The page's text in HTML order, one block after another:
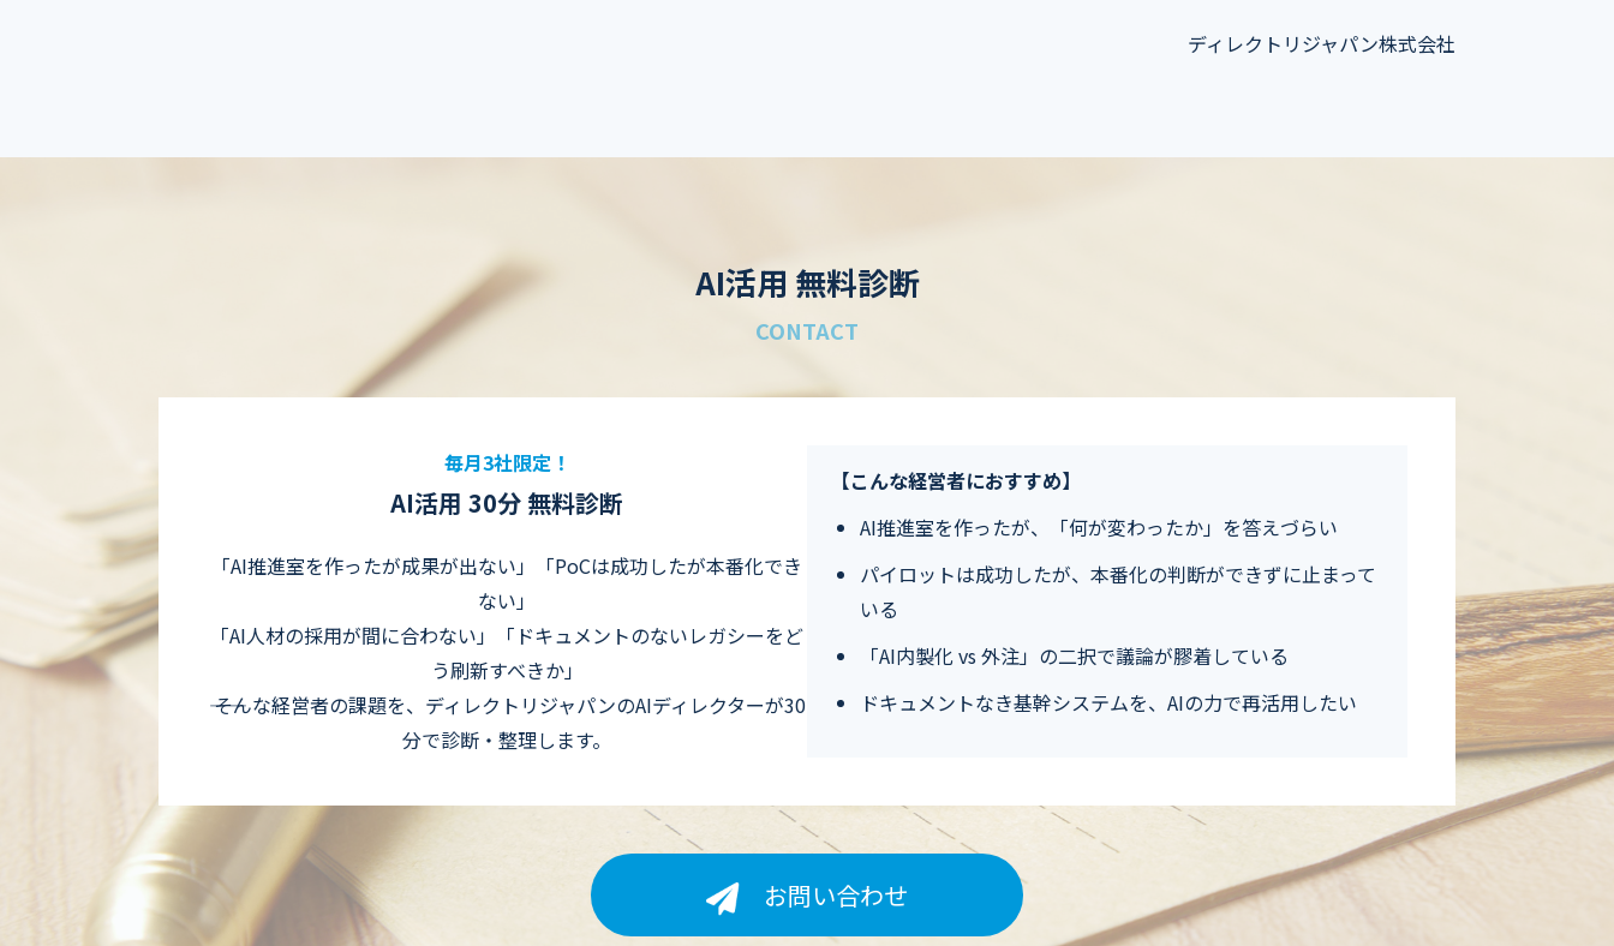
ディレクトリジャパン株式会社
AI活用 無料診断
CONTACT
毎月3社限定！
AI活用 30分 無料診断
「AI推進室を作ったが成果が出ない」「PoCは成功したが本番化でき
ない」
「AI人材の採用が間に合わない」「ドキュメントのないレガシーをど
う刷新すべきか」
―― そんな経営者の課題を、ディレクトリジャパンのAIディレクターが30
分で診断・整理します。
【こんな経営者におすすめ】
AI推進室を作ったが、「何が変わったか」を答えづらい
パイロットは成功したが、本番化の判断ができずに止まって
いる
「AI内製化 vs 外注」の二択で議論が膠着している
ドキュメントなき基幹システムを、AIの力で再活用したい
お問い合わせ